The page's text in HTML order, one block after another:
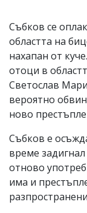
Събков се
областта на
нахапан от
отоци в
Светослав
вероятно
ново
Събков е
време
отново
има и